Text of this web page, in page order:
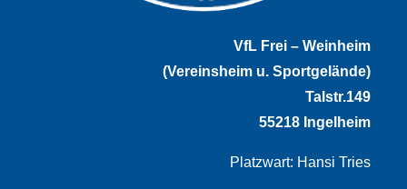
VfL Frei – Weinheim
(Vereinsheim u. Sportgelände)
Talstr.149
55218 Ingelheim
Platzwart: Hansi Tries